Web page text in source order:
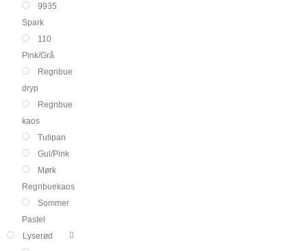
9935
Spark
110
Pink/Grå
Regnbue
dryp
Regnbue
kaos
Tulipan
Gul/Pink
Mørk
Regnbuekaos
Sommer
Pastel
Lyserød